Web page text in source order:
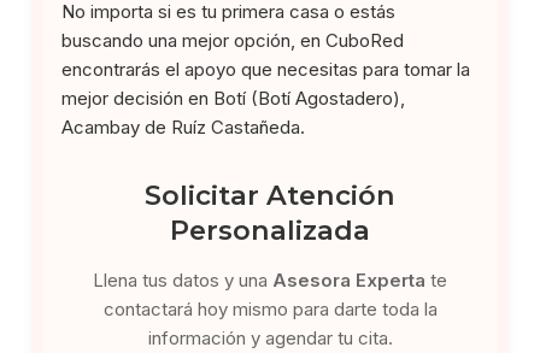
No importa si es tu primera casa o estás
buscando una mejor opción, en CuboRed
encontrarás el apoyo que necesitas para tomar la
mejor decisión en Botí (Botí Agostadero),
Acambay de Ruíz Castañeda.
Solicitar Atención
Personalizada
Llena tus datos y una Asesora Experta te
contactará hoy mismo para darte toda la
información y agendar tu cita.